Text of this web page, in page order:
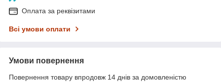
Оплата за реквізитами
Всі умови оплати
Умови повернення
Повернення товару впродовж 14 днів за домовленістю